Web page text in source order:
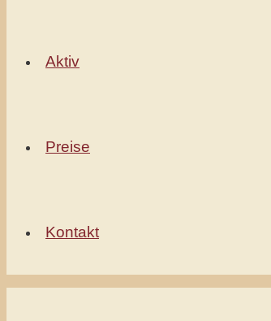
Aktiv
Preise
Kontakt